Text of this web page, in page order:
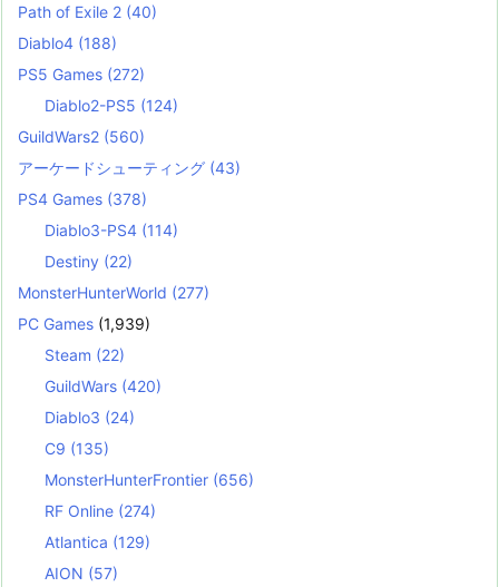
Path of Exile 2 (40)
Diablo4 (188)
PS5 Games (272)
Diablo2-PS5 (124)
GuildWars2 (560)
アーケードシューティング (43)
PS4 Games (378)
Diablo3-PS4 (114)
Destiny (22)
MonsterHunterWorld (277)
PC Games (1,939)
Steam (22)
GuildWars (420)
Diablo3 (24)
C9 (135)
MonsterHunterFrontier (656)
RF Online (274)
Atlantica (129)
AION (57)